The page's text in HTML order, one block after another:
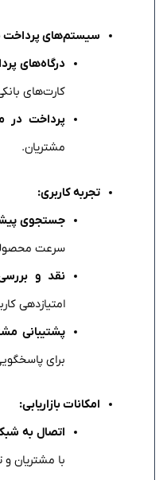
سیستم‌های پرداخت
درگاه‌های
کارت‌های
پرداخت در
مشتریان.
تجربه کاربری:
جستجوی
سرعت
نقد و
امتیازدهی
پشتیبانی
برای
امکانات بازاریابی:
اتصال به
با مشتریان